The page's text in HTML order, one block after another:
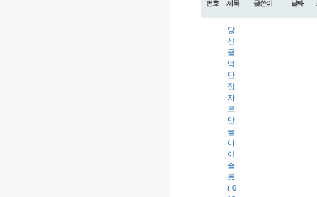
번호 제목 글쓴이 날짜
당
신
을
억
만
장
자
로
만
들
아
이
슬
롯
( 0